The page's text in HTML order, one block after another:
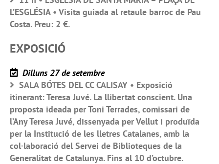
L’ESGLÉSIA • Visita guiada al retaule barroc de Pau
Costa. Preu: 2 €.
EXPOSICIÓ
Dilluns 27 de setembre
SALA BÓTES DEL CC CALISAY • Exposició
itinerant: Teresa Juvé. La llibertat conscient. Una
proposta ideada per Toni Terrades, comissari de
l’Any Teresa Juvé, dissenyada per Vellut i produïda
per la Institució de les lletres Catalanes, amb la
col·laboració del Servei de Biblioteques de la
Generalitat de Catalunya. Fins al 10 d’octubre.